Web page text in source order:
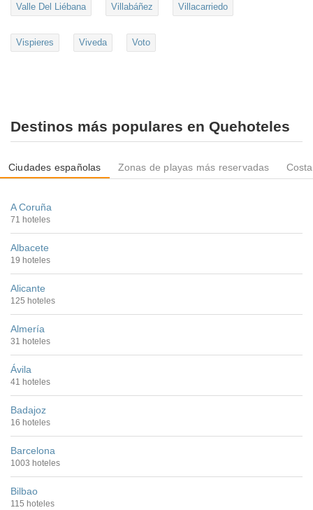
Valle Del Liébana Villabáñez Villacarriedo
Vispieres Viveda Voto
Destinos más populares en Quehoteles
Ciudades españolas Zonas de playas más reservadas
A Coruña
71 hoteles
Albacete
19 hoteles
Alicante
125 hoteles
Almería
31 hoteles
Ávila
41 hoteles
Badajoz
16 hoteles
Barcelona
1003 hoteles
Bilbao
115 hoteles